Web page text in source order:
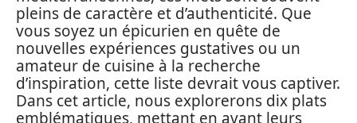
pleins de caractère et d’authenticité. Que
vous soyez un épicurien en quête de
nouvelles expériences gustatives ou un
amateur de cuisine à la recherche
d’inspiration, cette liste devrait vous captiver.
Dans cet article, nous explorerons dix plats
emblématiques, mettant en avant leurs